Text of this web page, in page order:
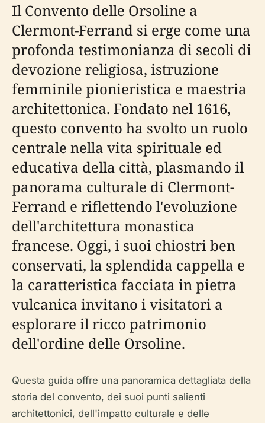
Il Convento delle Orsoline a
Clermont-Ferrand si erge come una
profonda testimonianza di secoli di
devozione religiosa, istruzione
femminile pionieristica e maestria
architettonica. Fondato nel 1616,
questo convento ha svolto un ruolo
centrale nella vita spirituale ed
educativa della città, plasmando il
panorama culturale di Clermont-
Ferrand e riflettendo l'evoluzione
dell'architettura monastica
francese. Oggi, i suoi chiostri ben
conservati, la splendida cappella e
la caratteristica facciata in pietra
vulcanica invitano i visitatori a
esplorare il ricco patrimonio
dell'ordine delle Orsoline.
Questa guida offre una panoramica dettagliata della
storia del convento, dei suoi punti salienti
architettonici, dell'impatto culturale e delle